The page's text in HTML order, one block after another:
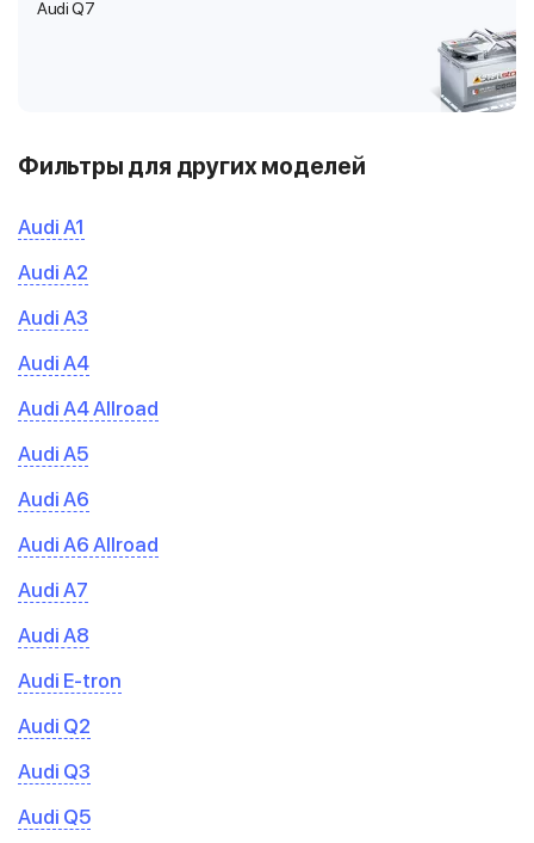
Audi Q7
Фильтры для других моделей
Audi A1
Audi A2
Audi A3
Audi A4
Audi A4 Allroad
Audi A5
Audi A6
Audi A6 Allroad
Audi A7
Audi A8
Audi E-tron
Audi Q2
Audi Q3
Audi Q5